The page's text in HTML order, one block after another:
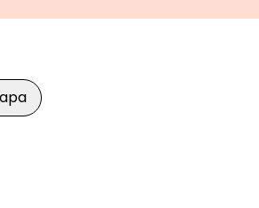
widok mapy